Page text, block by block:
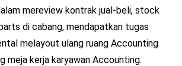
mereview kontrak jual-beli, stock
di cabang, mendapatkan tugas
melayout ulang ruang Accounting
meja kerja karyawan Accounting.